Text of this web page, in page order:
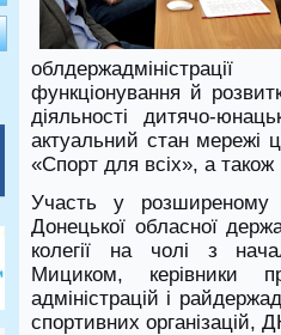
функціонування й
діяльності дитячо-
актуальний стан мережі
«Спорт для всіх», а також
Участь у розширеному
Донецької обласної
колегії на чолі з
Мициком, керівники
адміністрацій і
спортивних організацій,